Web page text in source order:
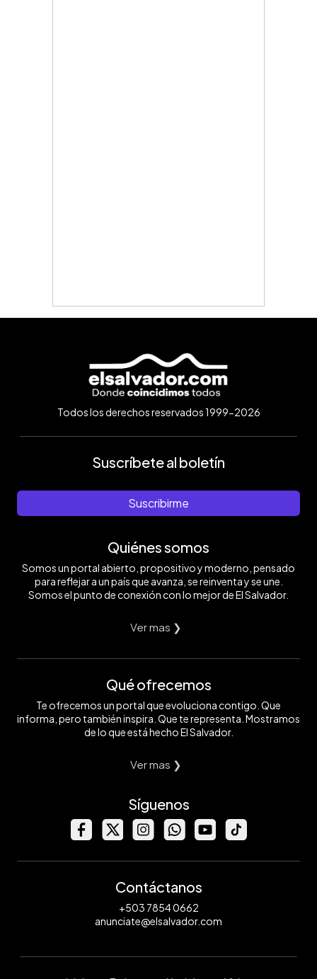
Todos los derechos reservados 1999-2026
Suscríbete al boletín
Suscribirme
Quiénes somos
Somos un portal abierto, propositivo y moderno, pensado
para reflejar a un país que avanza, se reinventa y se une.
Somos el punto de conexión con lo mejor de El Salvador.
Ver mas ❯
Qué ofrecemos
Te ofrecemos un portal que evoluciona contigo. Que
informa, pero también inspira. Que te representa. Mostramos
de lo que está hecho El Salvador.
Ver mas ❯
Síguenos
Contáctanos
+503 7854 0662
anunciate@elsalvador.com